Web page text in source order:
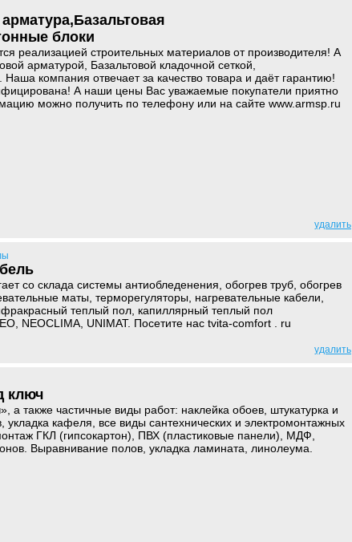
блоки
реализацией строительных материалов от производителя! А
арматурой, Базальтовой кладочной сеткой,
компания отвечает за качество товара и даёт гарантию!
А наши цены Вас уважаемые покупатели приятно
можно получить по телефону или на сайте www.armsp.ru
удалить
со склада системы антиобледенения, обогрев труб, обогрев
маты, терморегуляторы, нагревательные кабели,
теплый пол, капиллярный теплый пол
NEOCLIMA, UNIMAT. Посетите нас tvita-comfort . ru
удалить
ключ
а также частичные виды работ: наклейка обоев, штукатурка и
укладка кафеля, все виды сантехнических и электромонтажных
ГКЛ (гипсокартон), ПВХ (пластиковые панели), МДФ,
Выравнивание полов, укладка ламината, линолеума.